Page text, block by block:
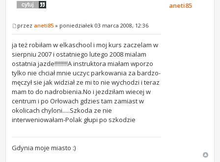
przezaneti85 » poniedziałek 03 marca 2008, 12:36
ja też robiłam w elkaschool i moj kurs zaczelam w
sierpniu 2007 i ostatniego lutego 2008 mialam
ostatnia jazde!!!!!!!!!A instruktora miałam wporzo
tylko nie chciał mnie uczyc parkowania za bardzo-
męczył sie jak widział ze mi to nie wychodzi i teraz
mam to do nadrobienia.No i jezdziłam wiecej w
centrum i po Orłowach gdzies tam zamiast w
okolicach chyloni.....Szkoda ze nie
interweniowałam-Polak głupi po szkodzie
Gdynia moje miasto :)
aneti85